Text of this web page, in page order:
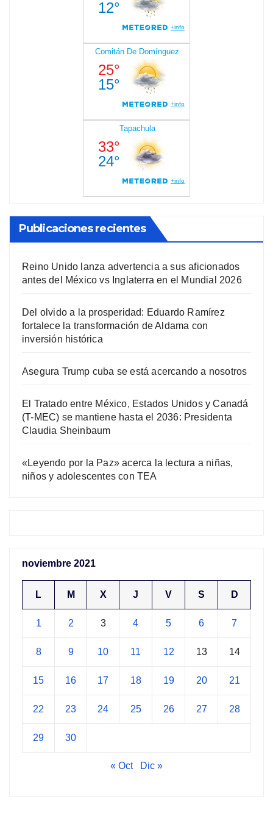
Publicaciones recientes
Reino Unido lanza advertencia a sus aficionados
antes del México vs Inglaterra en el Mundial 2026
Del olvido a la prosperidad: Eduardo Ramírez
fortalece la transformación de Aldama con
inversión histórica
Asegura Trump cuba se está acercando a nosotros
El Tratado entre México, Estados Unidos y Canadá
(T-MEC) se mantiene hasta el 2036: Presidenta
Claudia Sheinbaum
«Leyendo por la Paz» acerca la lectura a niñas,
niños y adolescentes con TEA
noviembre 2021
L M X J V S D
1 2 3 4 5 6 7
8 9 10 11 12 13 14
15 16 17 18 19 20 21
22 23 24 25 26 27 28
29 30
« Oct Dic »